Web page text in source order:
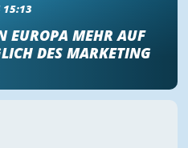
15:13
EUROPA MEHR AUF
DES MARKETING